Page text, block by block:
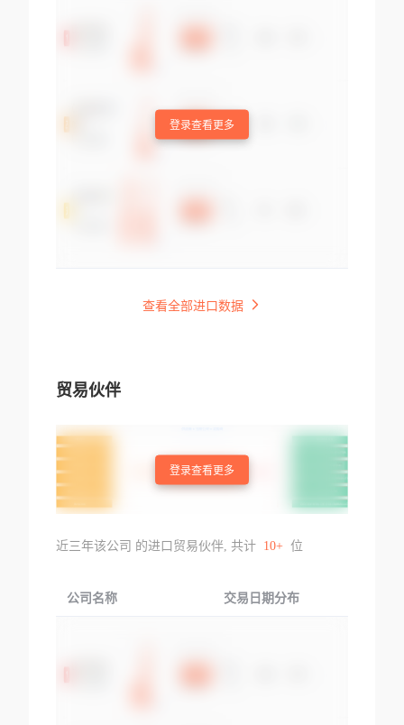
登录查看更多
查看全部进口数据
贸易伙伴
登录查看更多
近三年该公司 的进口贸易伙伴, 共计 10+ 位
公司名称 交易日期分布